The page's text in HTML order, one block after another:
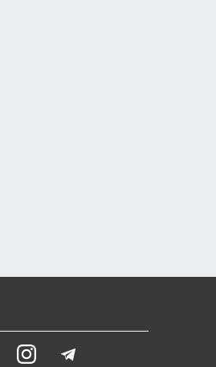
YoutubeInstagram